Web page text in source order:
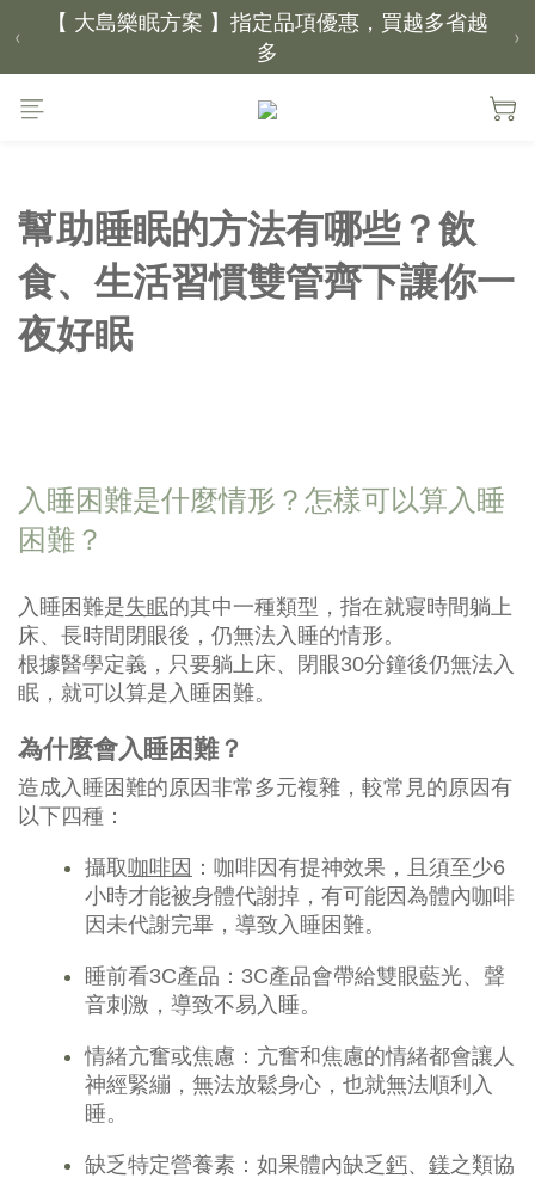
【 大島樂眠方案 】指定品項優惠，買越多省越
多
【新家入厝禮】新家起點，送上祝福
父親節｜靠山計劃，最高折 $2,500
倒數 2天18小時02分鐘29秒
‹ ›
幫助睡眠的方法有哪些？飲
食、生活習慣雙管齊下讓你一
夜好眠
入睡困難是什麼情形？怎樣可以算入睡
困難？
入睡困難是失眠的其中一種類型，指在就寢時間躺上
床、長時間閉眼後，仍無法入睡的情形。
根據醫學定義，只要躺上床、閉眼30分鐘後仍無法入
眠，就可以算是入睡困難。
為什麼會入睡困難？
造成入睡困難的原因非常多元複雜，較常見的原因有
以下四種：
攝取咖啡因 ：咖啡因有提神效果，且須至少6
小時才能被身體代謝掉，有可能因為體內咖啡
因未代謝完畢，導致入睡困難。
睡前看3C產品：3C產品會帶給雙眼藍光、聲
音刺激，導致不易入睡。
情緒亢奮或焦慮：亢奮和焦慮的情緒都會讓人
神經緊繃，無法放鬆身心，也就無法順利入
睡。
缺乏特定營養素：如果體內缺乏鈣、 鎂之類協